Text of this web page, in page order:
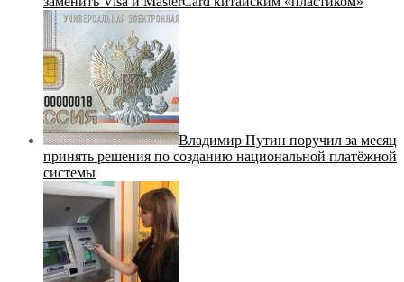
Владимир Путин поручил за месяц
принять решения по созданию национальной платёжной
системы